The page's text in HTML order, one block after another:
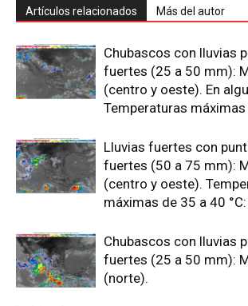
Artículos relacionados Más del autor
Chubascos con lluvias
fuertes (25 a 50 mm):
(centro y oeste). En
Temperaturas máximas
Lluvias fuertes con
fuertes (50 a 75 mm):
(centro y oeste).
máximas de 35 a 40
Chubascos con lluvias
fuertes (25 a 50 mm):
(norte).